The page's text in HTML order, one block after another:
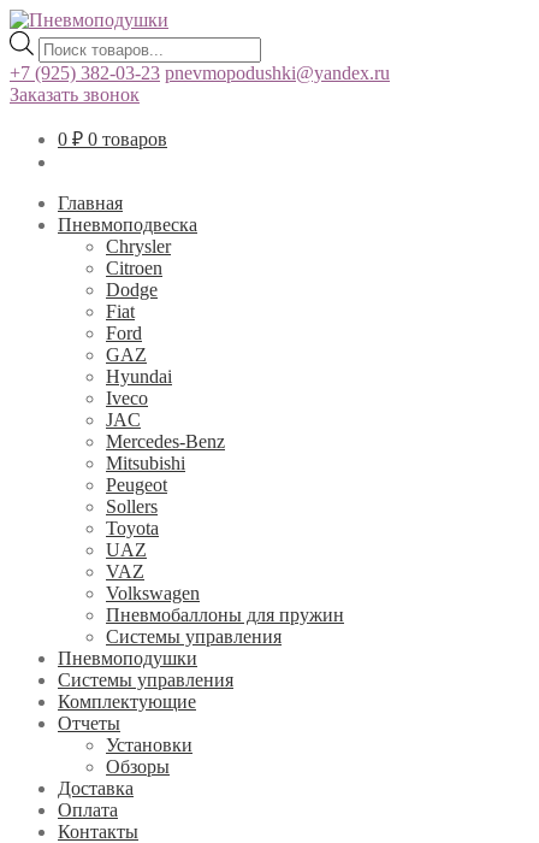
Поиск
товаров
+7 (925) 382-03-23 pnevmopodushki@yandex.ru
Заказать звонок
0 ₽ 0 товаров
Главная
Пневмоподвеска
Chrysler
Citroen
Dodge
Fiat
Ford
GAZ
Hyundai
Iveco
JAC
Mercedes-Benz
Mitsubishi
Peugeot
Sollers
Toyota
UAZ
VAZ
Volkswagen
Пневмобаллоны для пружин
Системы управления
Пневмоподушки
Системы управления
Комплектующие
Отчеты
Установки
Обзоры
Доставка
Оплата
Контакты